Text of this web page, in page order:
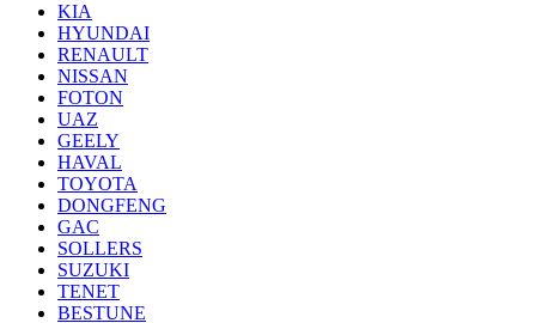
KIA
HYUNDAI
RENAULT
NISSAN
FOTON
UAZ
GEELY
HAVAL
TOYOTA
DONGFENG
GAC
SOLLERS
SUZUKI
TENET
BESTUNE